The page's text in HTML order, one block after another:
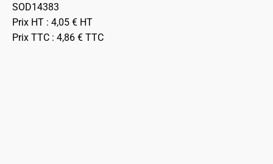
SOD14383
Prix HT : 4,05 € HT
Prix TTC : 4,86 € TTC